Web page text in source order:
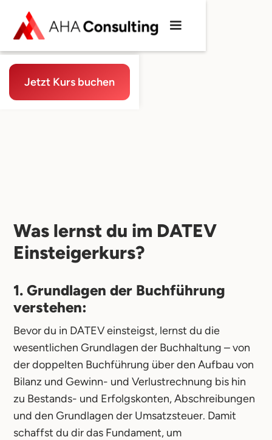
Jetzt Kurs buchen
Was lernst du im DATEV
Einsteigerkurs?
1. Grundlagen der Buchführung
verstehen:
Bevor du in DATEV einsteigst, lernst du die
wesentlichen Grundlagen der Buchhaltung – von
der doppelten Buchführung über den Aufbau von
Bilanz und Gewinn- und Verlustrechnung bis hin
zu Bestands- und Erfolgskonten, Abschreibungen
und den Grundlagen der Umsatzsteuer. Damit
schaffst du dir das Fundament, um